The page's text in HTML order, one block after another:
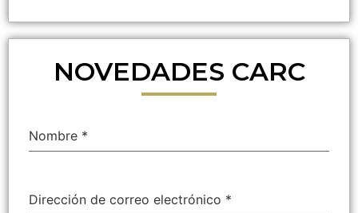
NOVEDADES CARC
Nombre *
Dirección de correo electrónico *